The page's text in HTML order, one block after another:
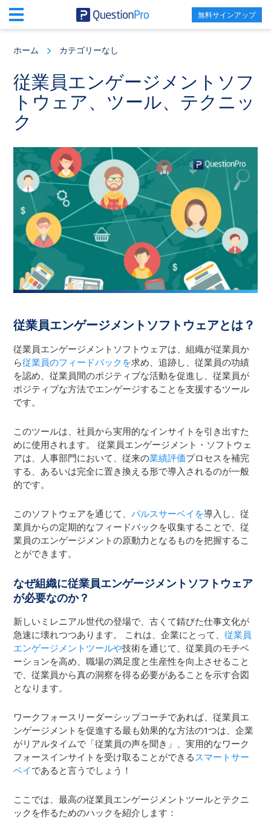
content
sidebar
無料サインアップ
ホーム カテゴリーなし
従業員エンゲージメントソフ
トウェア、ツール、テクニッ
ク
従業員エンゲージメントソフトウェアとは？
従業員エンゲージメントソフトウェアは、組織が従業員か
ら従業員のフィードバックを求め、追跡し、従業員の功績
を認め、従業員間のポジティブな活動を促進し、従業員が
ポジティブな方法でエンゲージすることを支援するツール
です。
このツールは、社員から実用的なインサイトを引き出すた
めに使用されます。 従業員エンゲージメント・ソフトウェ
アは、人事部門において、従来の業績評価プロセスを補完
する、あるいは完全に置き換える形で導入されるのが一般
的です。
このソフトウェアを通じて、パルスサーベイを導入し、従
業員からの定期的なフィードバックを収集することで、従
業員のエンゲージメントの原動力となるものを把握するこ
とができます。
なぜ組織に従業員エンゲージメントソフトウェア
が必要なのか？
新しいミレニアル世代の登場で、古くて錆びた仕事文化が
急速に壊れつつあります。 これは、企業にとって、従業員
エンゲージメントツールや技術を通じて、従業員のモチベ
ーションを高め、職場の満足度と生産性を向上させること
で、従業員から真の洞察を得る必要があることを示す合図
となります。
ワークフォースリーダーシップコーチであれば、従業員エ
ンゲージメントを促進する最も効果的な方法の1つは、企業
がリアルタイムで「従業員の声を聞き」、実用的なワーク
フォースインサイトを受け取ることができるスマートサー
ベイであると言うでしょう！
ここでは、最高の従業員エンゲージメントツールとテクニ
ックを作るためのハックを紹介します：